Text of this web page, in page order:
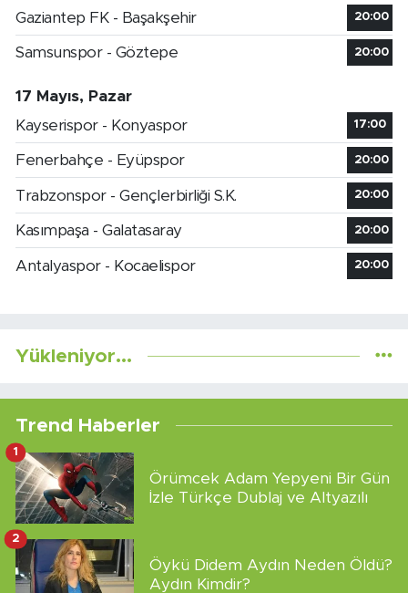
Gaziantep FK - Başakşehir 20:00
Samsunspor - Göztepe 20:00
17 Mayıs, Pazar
Kayserispor - Konyaspor
17:00
Fenerbahçe - Eyüpspor 20:00
Trabzonspor - Gençlerbirliği S.K. 20:00
Kasımpaşa - Galatasaray 20:00
Antalyaspor - Kocaelispor 20:00
Yükleniyor...
Trend Haberler
Örümcek Adam Yepyeni Bir Gün
İzle Türkçe Dublaj ve Altyazılı
1
Öykü Didem Aydın Neden Öldü?
Aydın Kimdir?
2